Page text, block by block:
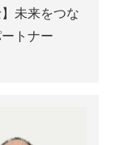
】未来をつな
トナー